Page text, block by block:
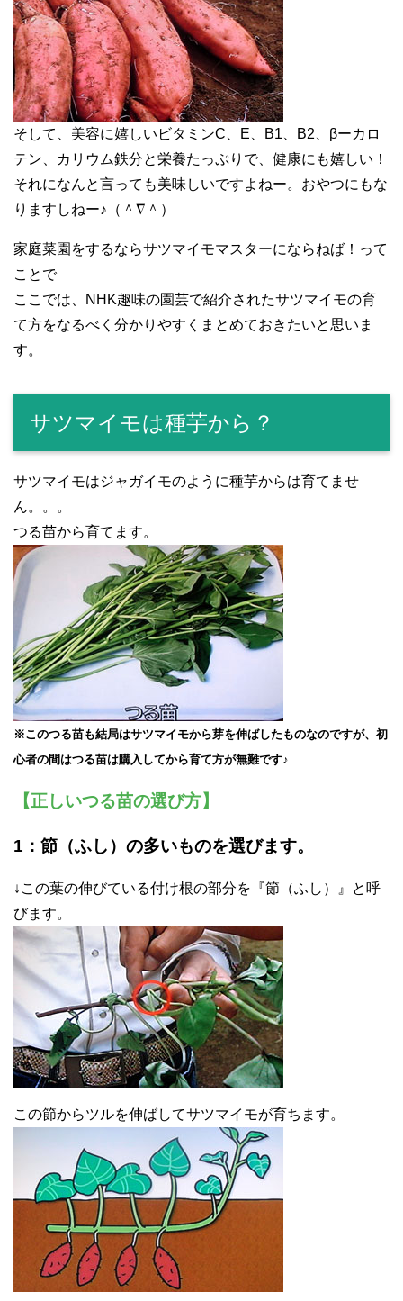
そして、美容に嬉しいビタミンC、E、B1、B2、βーカロ
テン、カリウム鉄分と栄養たっぷりで、健康にも嬉しい！
それになんと言っても美味しいですよねー。おやつにもな
りますしねー♪（＾∇＾）
家庭菜園をするならサツマイモマスターにならねば！って
ことで
ここでは、NHK趣味の園芸で紹介されたサツマイモの育
て方をなるべく分かりやすくまとめておきたいと思いま
す。
サツマイモは種芋から？
サツマイモはジャガイモのように種芋からは育てませ
ん。。。
つる苗から育てます。
※このつる苗も結局はサツマイモから芽を伸ばしたものなのですが、初
心者の間はつる苗は購入してから育て方が無難です♪
【正しいつる苗の選び方】
1：節（ふし）の多いものを選びます。
↓この葉の伸びている付け根の部分を『節（ふし）』と呼
びます。
この節からツルを伸ばしてサツマイモが育ちます。